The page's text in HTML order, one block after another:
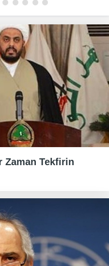
Zaman Tekfirin